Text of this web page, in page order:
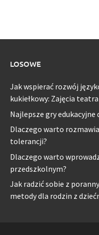
LOSOWE
Jak wspierać rozwój
kukiełkowy: Zajęcia
Najlepsze gry
Dlaczego warto
tolerancji?
Dlaczego warto
przedszkolnym?
Jak radzić sobie z
metody dla rodzin z